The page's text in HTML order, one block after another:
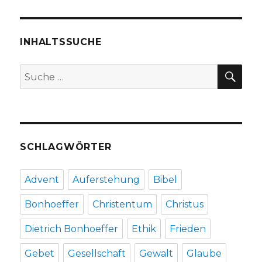
von
INHALTSSUCHE
Suche
nach:
SCHLAGWÖRTER
Advent Auferstehung Bibel
Bonhoeffer Christentum Christus
Dietrich Bonhoeffer Ethik Frieden
Gebet Gesellschaft Gewalt Glaube